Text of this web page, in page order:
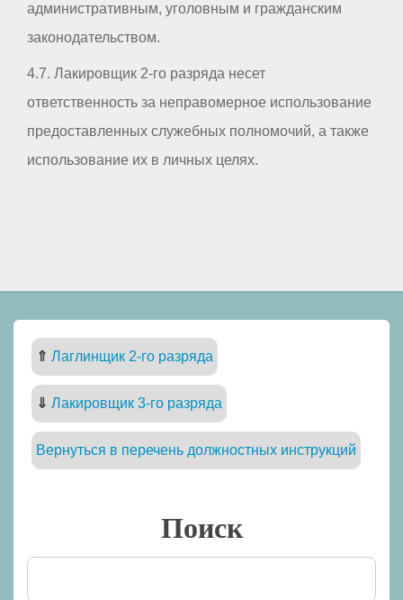
административным, уголовным и гражданским
законодательством.
4.7. Лакировщик 2-го разряда несет
ответственность за неправомерное использование
предоставленных служебных полномочий, а также
использование их в личных целях.
⇑ Лаглинщик 2-го разряда
⇓ Лакировщик 3-го разряда
Вернуться в перечень должностных инструкций
Поиск